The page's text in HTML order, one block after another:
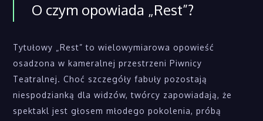
O czym opowiada „Rest”?
Tytułowy „Rest” to wielowymiarowa opowieść
osadzona w kameralnej przestrzeni Piwnicy
Teatralnej. Choć szczegóły fabuły pozostają
niespodzianką dla widzów, twórcy zapowiadają, że
spektakl jest głosem młodego pokolenia, próbą